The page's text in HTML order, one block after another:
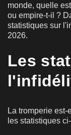
monde, quelle
ou empire-t-il ?
statistiques sur
2026.
Les
La tromperie
les statistiques